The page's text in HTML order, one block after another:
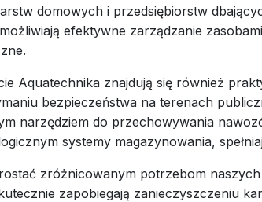
domowych i przedsiębiorstw
efektywne zarządzanie
Aquatechnika znajdują się również
bezpieczeństwa na terenach
narzędziem do przechowywania
systemy magazynowania,
zróżnicowanym potrzebom
zapobiegają zanieczyszczeniu